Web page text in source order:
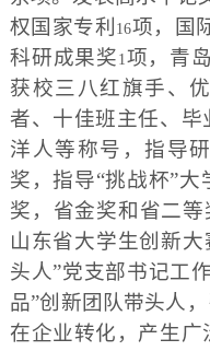
权国家专利 16项，国
科研成果奖 1项，青
获校三八红旗手、
者、十佳班主任、
洋人等称号，指导
奖，指导“挑战杯”
奖，省金奖和省二等
山东省大学生创新
头人”党支部书记工
品”创新团队带头人
在企业转化，产生